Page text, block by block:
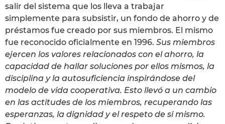
salir del sistema que los lleva a trabajar
simplemente para subsistir, un fondo de ahorro y de
préstamos fue creado por sus miembros. El mismo
fue reconocido oficialmente en 1996. Sus miembros
ejercen los valores relacionados con el ahorro, la
capacidad de hallar soluciones por ellos mismos, la
disciplina y la autosuficiencia inspirándose del
modelo de vida cooperativa. Esto llevó a un cambio
en las actitudes de los miembros, recuperando las
esperanzas, la dignidad y el respeto de si mismo.